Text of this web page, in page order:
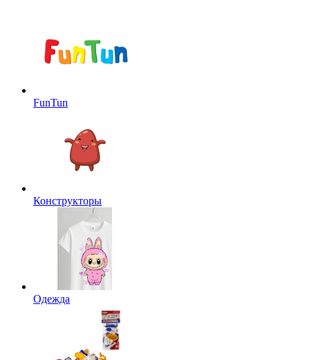
FunTun
Конструкторы
Одежда